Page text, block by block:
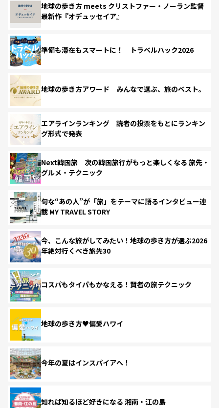
地球の歩き方 meets クリストファー・ノーラン監督
最新作『オデュッセイア』
準備も滞在もスマートに！ トラベルハック2026
地球の歩き方アワード みんなで選ぶ、旅のベスト。
エアラインランキング 読者の投票をもとにランキン
グ形式で発表
Next韓国旅 次の韓国旅行がもっと楽しくなる 旅先・
グルメ・テクニック
旬な“あの人”が「旅」をテーマに語るインタビュー連
載 MY TRAVEL STORY
今、こんな旅がしてみたい！地球の歩き方が選ぶ2026
年絶対行くべき旅先30
コスパもタイパもかなえる！賢者の旅テクニック
地球の歩き方♥偏愛ハワイ
今年の夏はインスパイアへ！
知れば知るほど好きになる 湘南・江の島